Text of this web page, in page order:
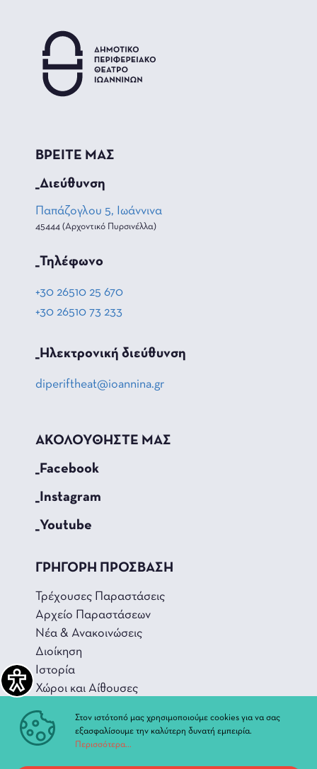
ΒΡΕΙΤΕ ΜΑΣ
_Διεύθυνση
Παπάζογλου 5, Ιωάννινα
45444 (Αρχοντικό Πυρσινέλλα)
_Τηλέφωνο
+30 26510 25 670
+30 26510 73 233
_Hλεκτρονική διεύθυνση
diperiftheat@ioannina.gr
ΑΚΟΛΟΥΘΗΣΤΕ ΜΑΣ
_Facebook
_Instagram
_Youtube
ΓΡΗΓΟΡΗ ΠΡΟΣΒΑΣΗ
Τρέχουσες Παραστάσεις
Αρχείο Παραστάσεων
Νέα & Ανακοινώσεις
Διοίκηση
Ιστορία
Χώροι και Αίθουσες
Στον ιστότοπό μας χρησιμοποιούμε cookies για να σας
εξασφαλίσουμε την καλύτερη δυνατή εμπειρία.
Περισσότερα...